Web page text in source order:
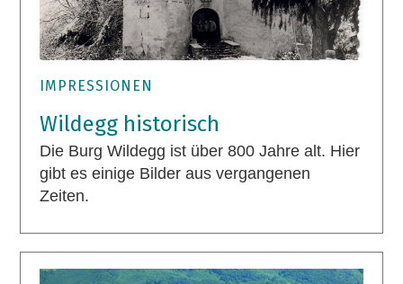
IMPRESSIONEN
Wildegg historisch
Die Burg Wildegg ist über 800 Jahre alt. Hier
gibt es einige Bilder aus vergangenen
Zeiten.